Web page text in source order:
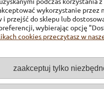
Pomoc
Inne
wykorzystanie przez
i przejść do sklepu lub
wybierając opcję
cookies przeczytasz w
zaakceptuj tylko